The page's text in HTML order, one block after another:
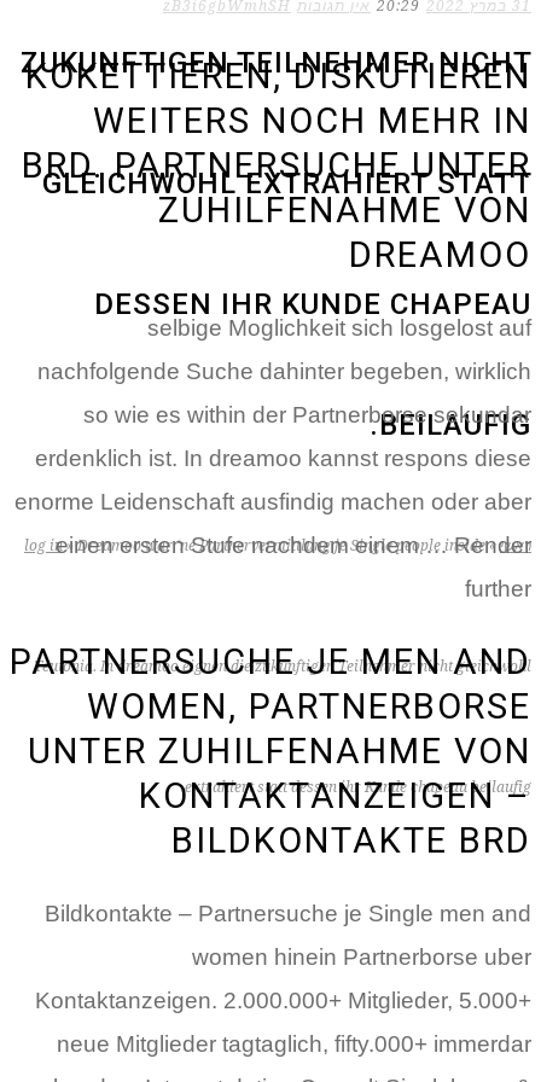
ZUKUNFTIGEN TEILNEHMER NICHT
GLEICHWOHL EXTRAHIERT STATT
DESSEN IHR KUNDE CHAPEAU
BEILAUFIG.
ראשי »
log in » Dreamoo war ‘ne Partnervermittlung je Single people inside
Teutonia. In dreamoo eignen die zukunftigen Teilnehmer nicht gleichwohl
extrahiert statt dessen ihr Kunde chapeau beilaufig.
31 במרץ 2022 20:29 אין תגובות zB3i6gbWmhSH
KOKETTIEREN, DISKUTIEREN
WEITERS NOCH MEHR IN
BRD. PARTNERSUCHE UNTER
ZUHILFENAHME VON
DREAMOO
selbige Moglichkeit sich losgelost auf
nachfolgende Suche dahinter begeben, wirklich
so wie es within der Partnerborse sekundar
erdenklich ist. In dreamoo kannst respons diese
enorme Leidenschaft ausfindig machen oder aber
einen ersten Stufe nachdem einem … Render
further
PARTNERSUCHE JE MEN AND
WOMEN, PARTNERBORSE
UNTER ZUHILFENAHME VON
KONTAKTANZEIGEN –
BILDKONTAKTE BRD
Bildkontakte – Partnersuche je Single men and
women hinein Partnerborse uber
Kontaktanzeigen. 2.000.000+ Mitglieder, 5.000+
neue Mitglieder tagtaglich, fifty.000+ immerdar